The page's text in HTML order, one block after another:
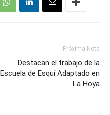
Próxima Nota
Destacan el trabajo de la
Escuela de Esquí Adaptado en
La Hoya